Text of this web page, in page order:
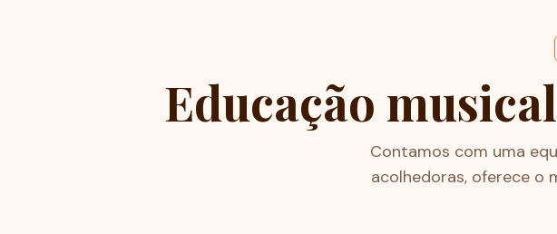
Educação
Contamos com uma
acolhedoras, oferece o